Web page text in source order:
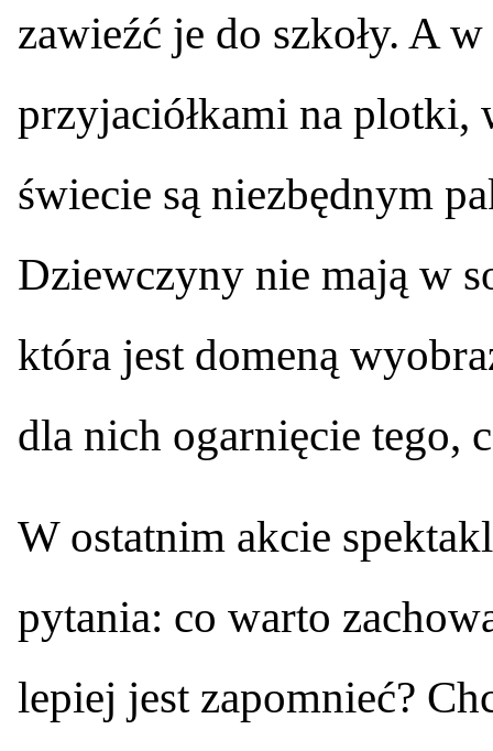
zawieźć je do szkoły. A
przyjaciółkami na
świecie są niezbędnym
Dziewczyny nie mają w
która jest domeną
dla nich ogarnięcie tego,
W ostatnim akcie
pytania: co warto
lepiej jest zapomnieć?